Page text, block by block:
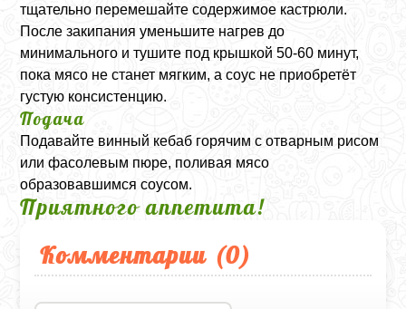
тщательно перемешайте содержимое кастрюли.
После закипания уменьшите нагрев до
минимального и тушите под крышкой 50-60 минут,
пока мясо не станет мягким, а соус не приобретёт
густую консистенцию.
Подача
Подавайте винный кебаб горячим с отварным рисом
или фасолевым пюре, поливая мясо
образовавшимся соусом.
Приятного аппетита!
Комментарии (0)